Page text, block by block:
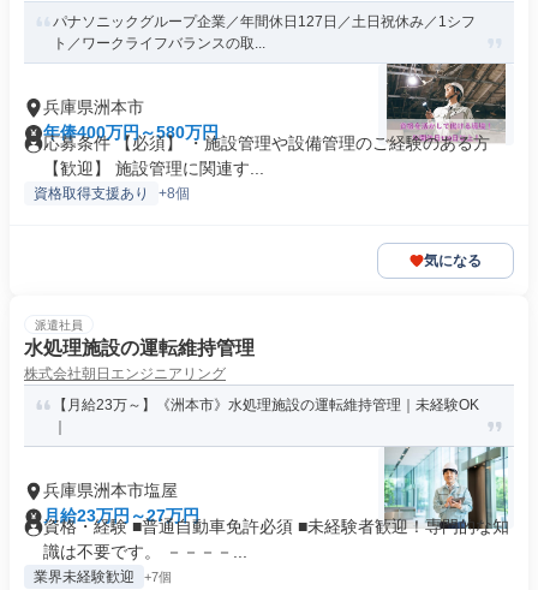
パナソニックグループ企業／年間休日127日／土日祝休み／1シフ
ト／ワークライフバランスの取...
兵庫県洲本市
年俸400万円～580万円
応募条件 【必須】 ・施設管理や設備管理のご経験のある方
【歓迎】 施設管理に関連す...
資格取得支援あり +8個
気になる
派遣社員
水処理施設の運転維持管理
株式会社朝日エンジニアリング
【月給23万～】《洲本市》水処理施設の運転維持管理｜未経験OK
兵庫県洲本市塩屋
月給23万円～27万円
資格・経験 ■普通自動車免許必須 ■未経験者歓迎！専門的な知
識は不要です。 －－－－...
業界未経験歓迎 +7個